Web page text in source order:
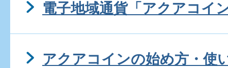
電子地域通貨「アクアコイ
アクアコインの始め方・使